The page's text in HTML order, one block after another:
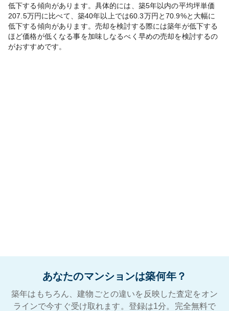
低下する傾向があります。具体的には、築5年以内の平均坪単価
207.5万円に比べて、築40年以上では60.3万円と70.9%と大幅に
低下する傾向があります。売却を検討する際には築年が低下する
ほど価格が低くなる事を加味しなるべく早めの売却を検討するの
がおすすめです。
あなたのマンションは築何年？
築年はもちろん、建物ごとの違いを反映した査定をオン
ラインで今すぐ受け取れます。登録は1分。完全無料で